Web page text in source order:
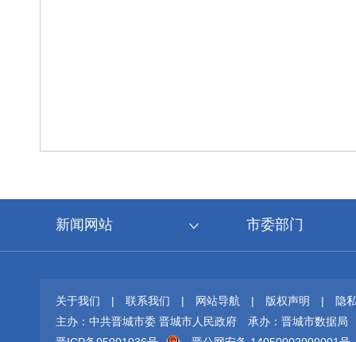
新闻网站 市委部门
关于我们 | 联系我们 | 网站导航 | 版权声明 |
隐
主办：中共晋城市委 晋城市人民政府
承办：晋城市数据局